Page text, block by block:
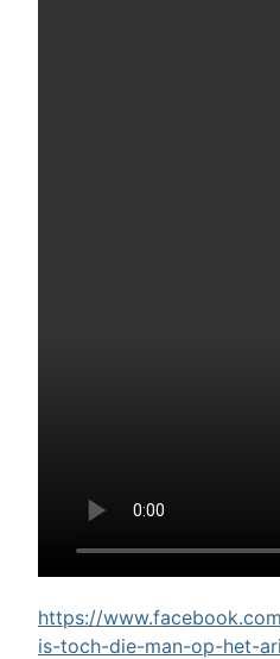
https://
is-toch-die-man-op-het-